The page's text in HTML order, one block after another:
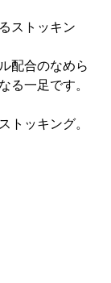
ストッキン
配合のなめら
る一足です。
トッキング。